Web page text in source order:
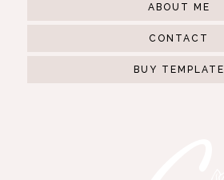
ABOUT ME
CONTACT
BUY TEMPLATE